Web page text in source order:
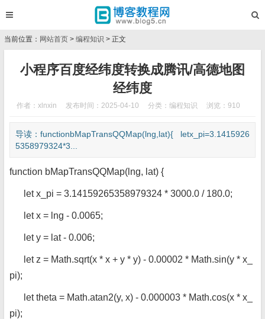
当前位置： 网站首页 > 编程知识 > 正文
小程序百度经纬度转换成腾讯/高德地图
经纬度
作者：xlnxin 发布时间：2025-04-10 分类： 编程知识 浏览：910
导读：functionbMapTransQQMap(lng,lat){ letx_pi=3.1415926
5358979324*3...
function bMapTransQQMap(lng, lat) {
let x_pi = 3.14159265358979324 * 3000.0 / 180.0;
let x = lng - 0.0065;
let y = lat - 0.006;
let z = Math.sqrt(x * x + y * y) - 0.00002 * Math.sin(y * x_
pi);
let theta = Math.atan2(y, x) - 0.000003 * Math.cos(x * x_
pi);